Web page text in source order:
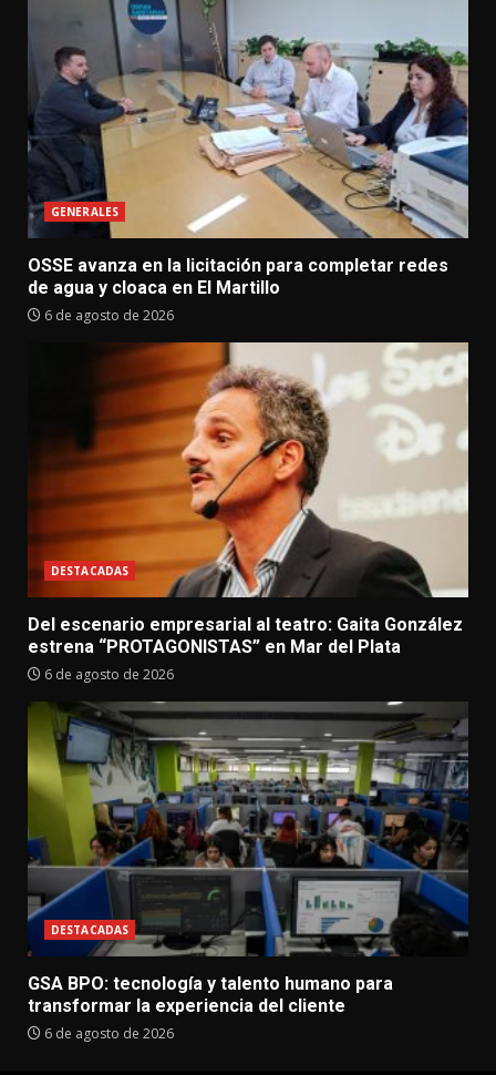
GENERALES
OSSE avanza en la licitación para completar redes
de agua y cloaca en El Martillo
6 de agosto de 2026
DESTACADAS
Del escenario empresarial al teatro: Gaita González
estrena “PROTAGONISTAS” en Mar del Plata
6 de agosto de 2026
DESTACADAS
GSA BPO: tecnología y talento humano para
transformar la experiencia del cliente
6 de agosto de 2026